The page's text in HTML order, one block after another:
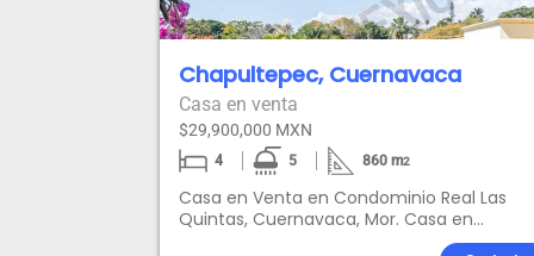
Chapultepec, Cuernavaca
Casa en venta
$29,900,000 MXN
4 5 860m2
Casa en Venta en Condominio Real Las
Quintas, Cuernavaca, Mor. Casa en
fraccionamiento con vigilancia y áreas